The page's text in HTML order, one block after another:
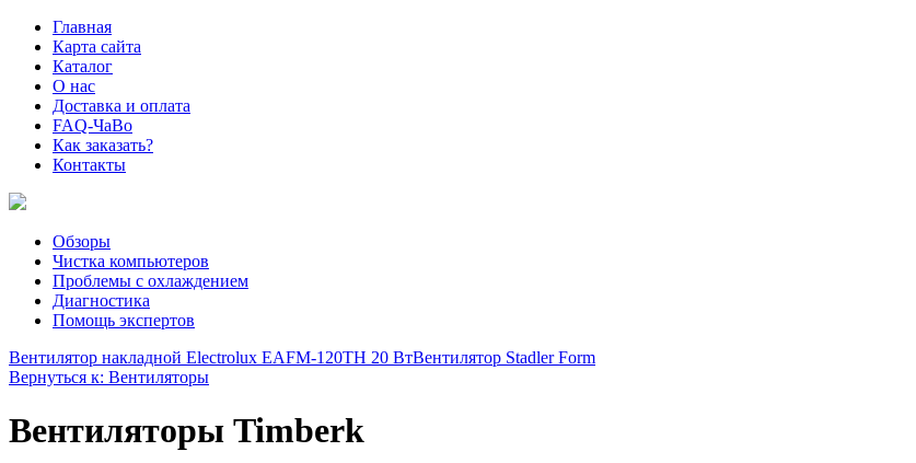
Главная
Карта сайта
Каталог
О нас
Доставка и оплата
FAQ-ЧаВо
Как заказать?
Контакты
Обзоры
Чистка компьютеров
Проблемы с охлаждением
Диагностика
Помощь экспертов
Вентилятор накладной Electrolux EAFM-120TH 20 ВтВентилятор Stadler Form
Вернуться к: Вентиляторы
Вентиляторы Timberk